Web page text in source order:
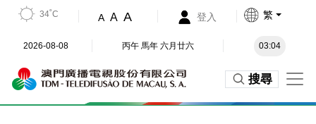
34˚C A A A 登入 繁
2026-08-08 丙午 馬年 六月廿六 03:04
搜尋